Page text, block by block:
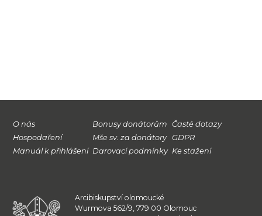
Arcibiskupství olomoucké
Wurmova 562/9, 779 00 Olomouc
O nás
Hospodaření
Manuál k přihlášení
Bonusy donátorům
Mše sv. za donátory
Darovací podmínky
Časté dotazy
GDPR
Ke stažení